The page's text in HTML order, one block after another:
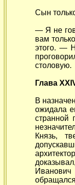
Сын
— Я не
вам
этого. —
столовую.
Глава
В
ожидала
странной
Князь,